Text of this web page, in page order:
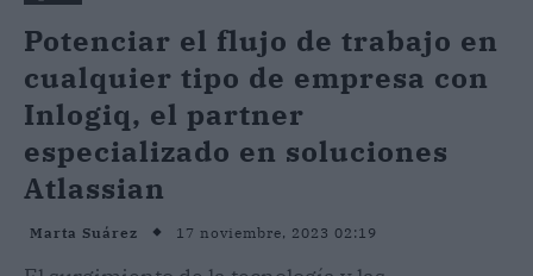
Potenciar el flujo de trabajo en
cualquier tipo de empresa con
Inlogiq, el partner
especializado en soluciones
Atlassian
Marta Suárez 17 noviembre, 2023 02:19